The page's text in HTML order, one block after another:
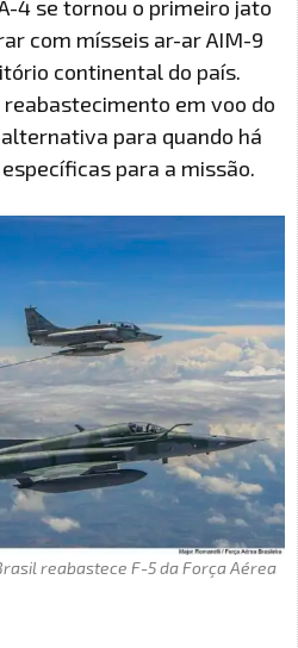
4 se tornou o primeiro jato
com mísseis ar-ar AIM-9
continental do país.
em voo do
para quando há
para a missão.
reabastece F-5 da Força Aérea